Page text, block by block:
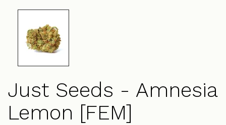
Just Seeds - Amnesia
Lemon [FEM]